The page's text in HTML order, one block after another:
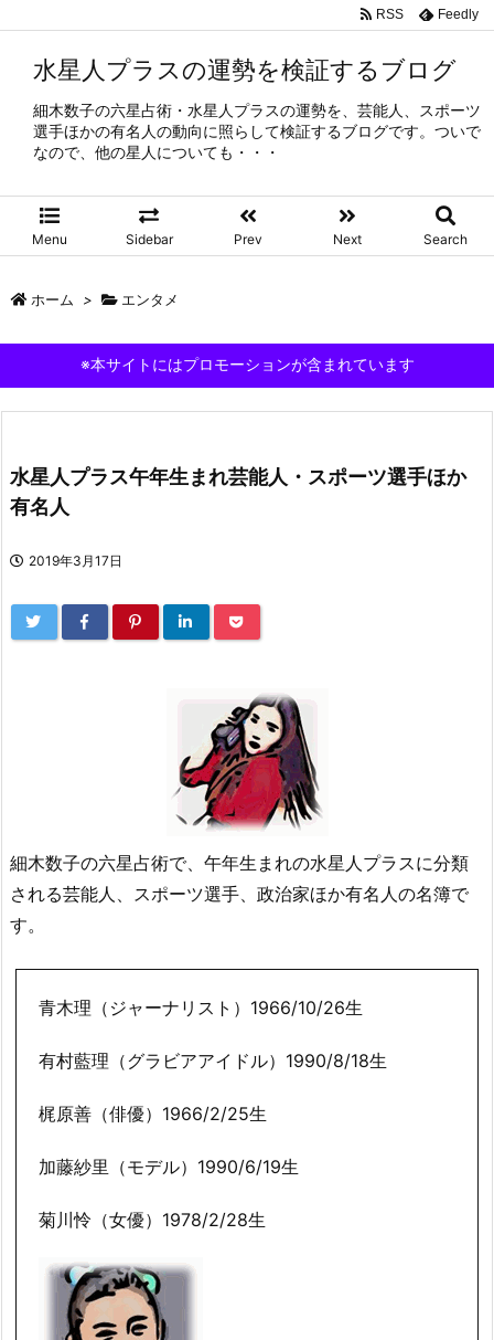
水星人プラスの運勢を検証するブログ
細木数子の六星占術・水星人プラスの運勢を、芸能人、スポーツ
選手ほかの有名人の動向に照らして検証するブログです。ついで
なので、他の星人についても・・・
Menu Sidebar Prev Next Search
RSS Feedly
ホーム > エンタメ
※本サイトにはプロモーションが含まれています
水星人プラス午年生まれ芸能人・スポーツ選手ほか
有名人
2019年3月17日
細木数子の六星占術で、午年生まれの水星人プラスに分類
される芸能人、スポーツ選手、政治家ほか有名人の名簿で
す。
青木理（ジャーナリスト）1966/10/26生
有村藍理（グラビアアイドル）1990/8/18生
梶原善（俳優）1966/2/25生
加藤紗里（モデル）1990/6/19生
菊川怜（女優）1978/2/28生